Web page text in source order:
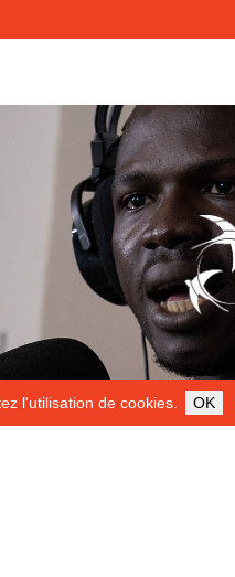
l'utilisation de cookies. OK